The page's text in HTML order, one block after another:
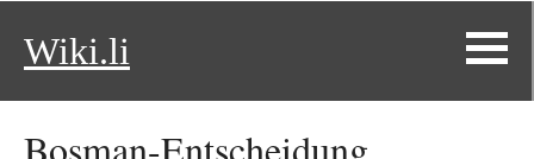
Wiki.li